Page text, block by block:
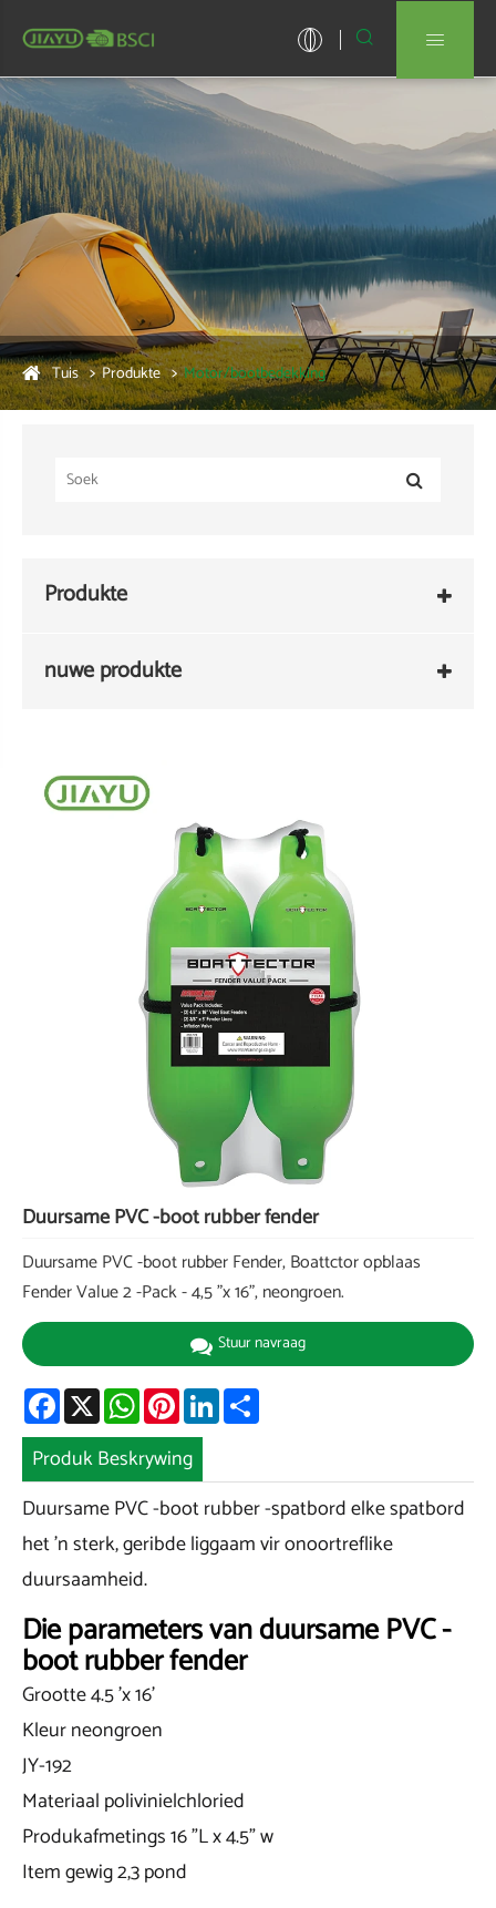
 
Tuis Produkte Motor/bootbedekking
Produkte
nuwe produkte
Duursame PVC -boot rubber fender
Duursame PVC -boot rubber Fender, Boattctor opblaas
Fender Value 2 -Pack - 4,5 "x 16", neongroen.
Stuur navraag
Facebook
X WhatsAppPinterestLinkedIn
Produk Beskrywing
Duursame PVC -boot rubber -spatbord elke spatbord
het 'n sterk, geribde liggaam vir onoortreflike
duursaamheid.
Die parameters van duursame PVC -
boot rubber fender
Grootte 4.5 'x 16'
Kleur neongroen
JY-192
Materiaal polivinielchloried
Produkafmetings 16 "L x 4.5" w
Item gewig 2,3 pond